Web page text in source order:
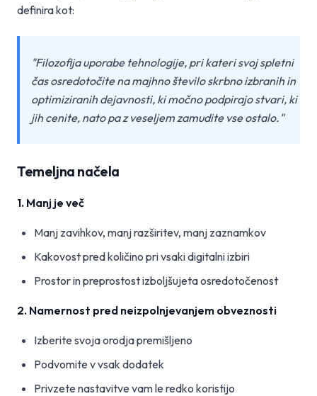
definira kot:
"Filozofija uporabe tehnologije, pri kateri svoj spletni
čas osredotočite na majhno število skrbno izbranih in
optimiziranih dejavnosti, ki močno podpirajo stvari, ki
jih cenite, nato pa z veseljem zamudite vse ostalo."
Temeljna načela
1. Manj je več
Manj zavihkov, manj razširitev, manj zaznamkov
Kakovost pred količino pri vsaki digitalni izbiri
Prostor in preprostost izboljšujeta osredotočenost
2. Namernost pred neizpolnjevanjem obveznosti
Izberite svoja orodja premišljeno
Podvomite v vsak dodatek
Privzete nastavitve vam le redko koristijo